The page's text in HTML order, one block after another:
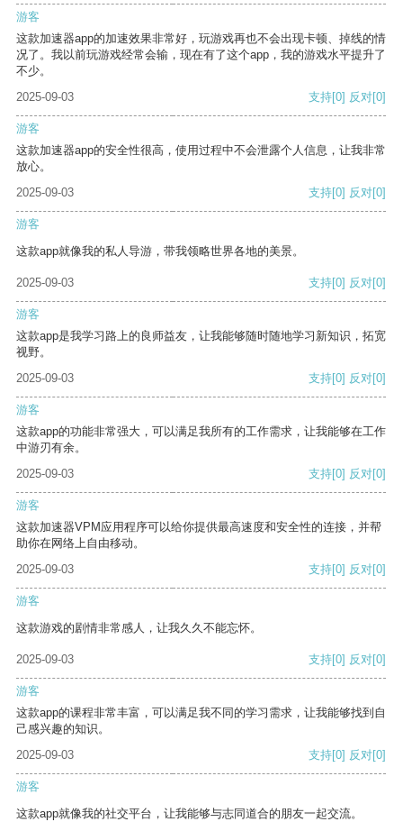
游客
这款加速器app的加速效果非常好，玩游戏再也不会出现卡顿、掉线的情
况了。我以前玩游戏经常会输，现在有了这个app，我的游戏水平提升了
不少。
2025-09-03
支持[0] 反对[0]
游客
这款加速器app的安全性很高，使用过程中不会泄露个人信息，让我非常
放心。
2025-09-03
支持[0] 反对[0]
游客
这款app就像我的私人导游，带我领略世界各地的美景。
2025-09-03 支持[0] 反对[0]
游客
这款app是我学习路上的良师益友，让我能够随时随地学习新知识，拓宽
视野。
2025-09-03
支持[0] 反对[0]
游客
这款app的功能非常强大，可以满足我所有的工作需求，让我能够在工作
中游刃有余。
2025-09-03
支持[0] 反对[0]
游客
这款加速器VPM应用程序可以给你提供最高速度和安全性的连接，并帮
助你在网络上自由移动。
2025-09-03
支持[0] 反对[0]
游客
这款游戏的剧情非常感人，让我久久不能忘怀。
2025-09-03 支持[0] 反对[0]
游客
这款app的课程非常丰富，可以满足我不同的学习需求，让我能够找到自
己感兴趣的知识。
2025-09-03
支持[0] 反对[0]
游客
这款app就像我的社交平台，让我能够与志同道合的朋友一起交流。